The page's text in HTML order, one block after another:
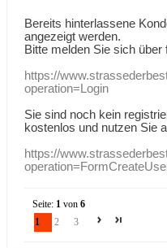
Bereits hinterlassene
angezeigt werden.
Bitte melden Sie sich über
https://
operation=Login
Sie sind noch kein
kostenlos und nutzen Sie
https://
Seite: 1 von6
1
2 3